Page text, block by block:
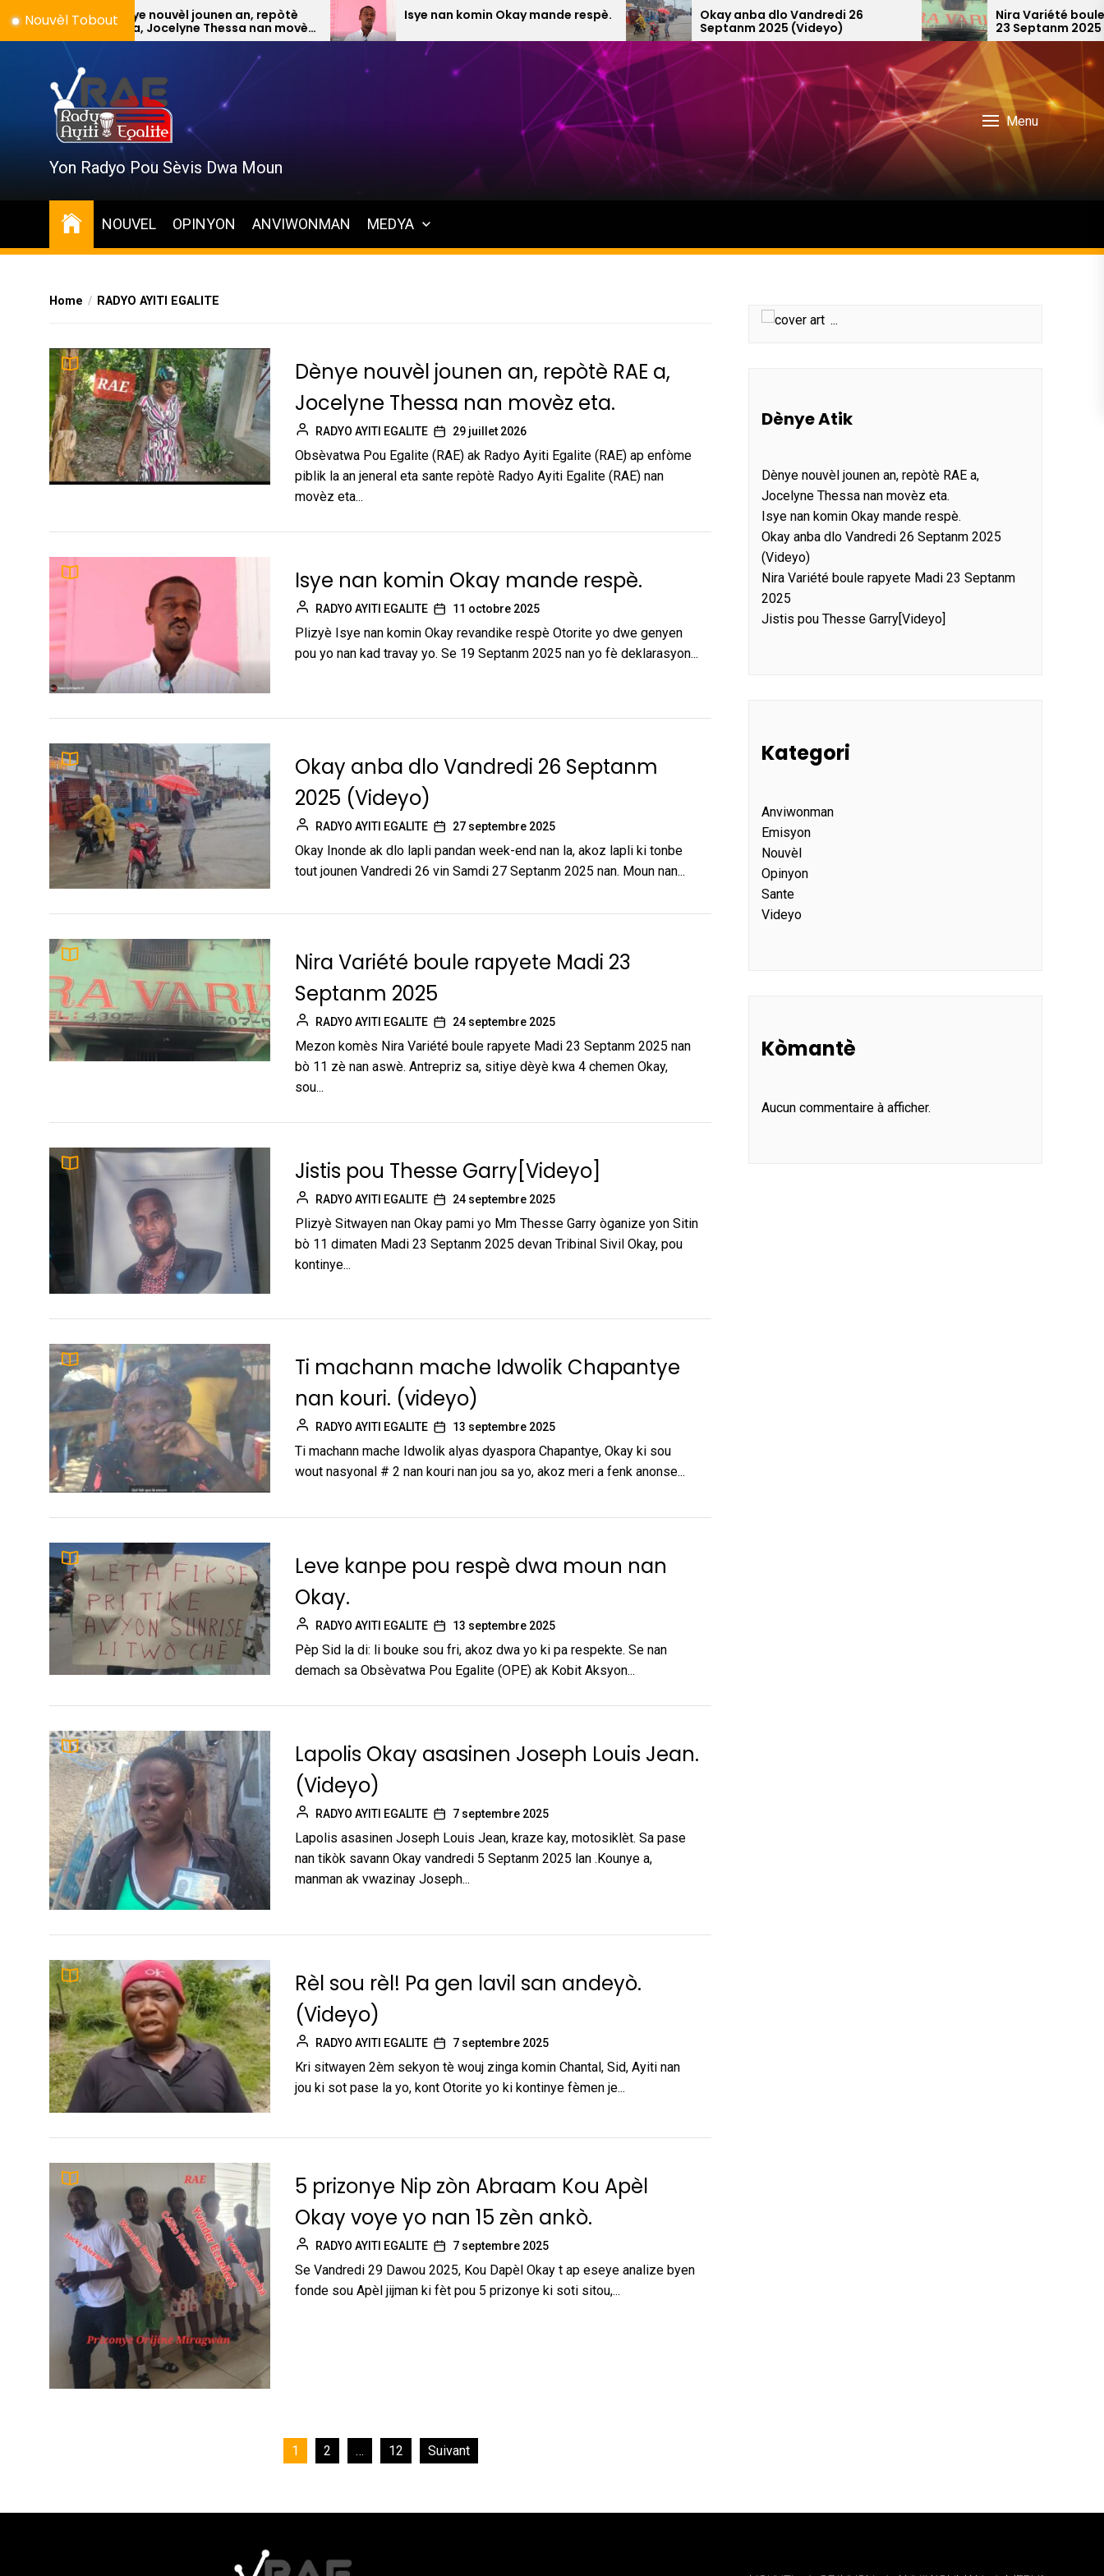
to
Nouvèl Tobout
Dènye nouvèl jounen an, repòtè
RAE a, Jocelyne Thessa nan movèz
eta.
Isye nan komin Okay mande respè.
Okay anba dlo Vandredi 26
Septanm 2025 (Videyo)
Nira Variété boule rapyete Madi
23 Septanm 2025
Yon Radyo Pou Sèvis Dwa Moun
Menu
NOUVEL OPINYON ANVIWONMAN MEDYA
Home RADYO AYITI EGALITE
Dènye nouvèl jounen an, repòtè RAE a,
Jocelyne Thessa nan movèz eta.
RADYO AYITI EGALITE 29 juillet 2026
Obsèvatwa Pou Egalite (RAE) ak Radyo Ayiti Egalite (RAE) ap enfòme
piblik la an jeneral eta sante repòtè Radyo Ayiti Egalite (RAE) nan
movèz eta...
Isye nan komin Okay mande respè.
RADYO AYITI EGALITE 11 octobre 2025
Plizyè Isye nan komin Okay revandike respè Otorite yo dwe genyen
pou yo nan kad travay yo. Se 19 Septanm 2025 nan yo fè deklarasyon...
Okay anba dlo Vandredi 26 Septanm
2025 (Videyo)
RADYO AYITI EGALITE 27 septembre 2025
Okay Inonde ak dlo lapli pandan week-end nan la, akoz lapli ki tonbe
tout jounen Vandredi 26 vin Samdi 27 Septanm 2025 nan. Moun nan...
Nira Variété boule rapyete Madi 23
Septanm 2025
RADYO AYITI EGALITE 24 septembre 2025
Mezon komès Nira Variété boule rapyete Madi 23 Septanm 2025 nan
bò 11 zè nan aswè. Antrepriz sa, sitiye dèyè kwa 4 chemen Okay,
sou...
Jistis pou Thesse Garry[Videyo]
RADYO AYITI EGALITE 24 septembre 2025
Plizyè Sitwayen nan Okay pami yo Mm Thesse Garry òganize yon Sitin
bò 11 dimaten Madi 23 Septanm 2025 devan Tribinal Sivil Okay, pou
kontinye...
Ti machann mache Idwolik Chapantye
nan kouri. (videyo)
RADYO AYITI EGALITE 13 septembre 2025
Ti machann mache Idwolik alyas dyaspora Chapantye, Okay ki sou
wout nasyonal # 2 nan kouri nan jou sa yo, akoz meri a fenk anonse...
Leve kanpe pou respè dwa moun nan
Okay.
RADYO AYITI EGALITE 13 septembre 2025
Pèp Sid la di: li bouke sou fri, akoz dwa yo ki pa respekte. Se nan
demach sa Obsѐvatwa Pou Egalite (OPE) ak Kobit Aksyon...
Lapolis Okay asasinen Joseph Louis Jean.
(Videyo)
RADYO AYITI EGALITE 7 septembre 2025
Lapolis asasinen Joseph Louis Jean, kraze kay, motosiklèt. Sa pase
nan tikòk savann Okay vandredi 5 Septanm 2025 lan .Kounye a,
manman ak vwazinay Joseph...
Rèl sou rèl! Pa gen lavil san andeyò.
(Videyo)
RADYO AYITI EGALITE 7 septembre 2025
Kri sitwayen 2èm sekyon tè wouj zinga komin Chantal, Sid, Ayiti nan
jou ki sot pase la yo, kont Otorite yo ki kontinye fèmen je...
5 prizonye Nip zòn Abraam Kou Apèl
Okay voye yo nan 15 zèn ankò.
RADYO AYITI EGALITE 7 septembre 2025
Se Vandredi 29 Dawou 2025, Kou Dapèl Okay t ap eseye analize byen
fonde sou Apèl jijman ki fèt pou 5 prizonye ki soti sitou,...
publications
1 2 … 12 Suivant
...
Dènye Atik
Dènye nouvèl jounen an, repòtè RAE a,
Jocelyne Thessa nan movèz eta.
Isye nan komin Okay mande respè.
Okay anba dlo Vandredi 26 Septanm 2025
(Videyo)
Nira Variété boule rapyete Madi 23 Septanm
2025
Jistis pou Thesse Garry[Videyo]
Kategori
Anviwonman
Emisyon
Nouvèl
Opinyon
Sante
Videyo
Kòmantè
Aucun commentaire à afficher.